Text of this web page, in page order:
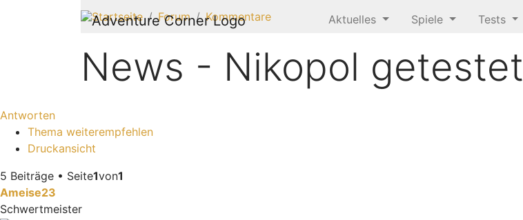
Aktuelles Spiele Tests
Startseite Forum Kommentare
News - Nikopol getestet
Antworten
Thema weiterempfehlen
Druckansicht
5 Beiträge • Seite1von1
Ameise23
Schwertmeister